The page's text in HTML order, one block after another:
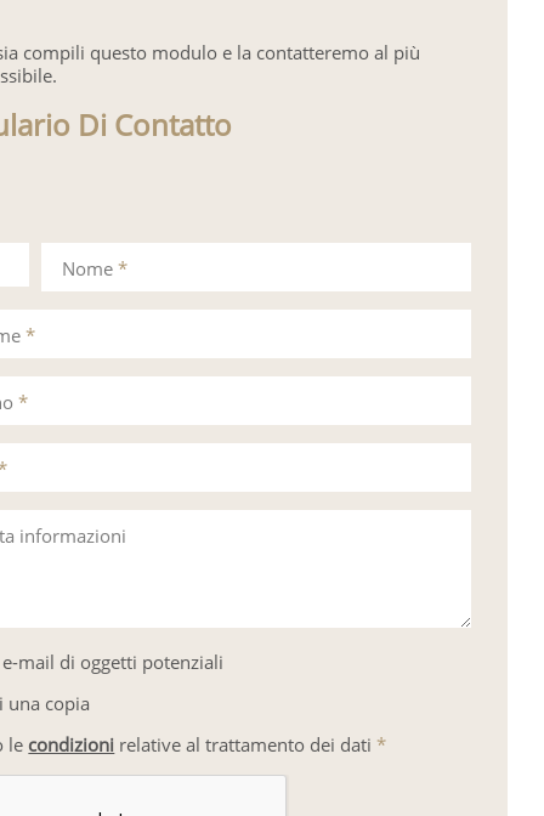
compili questo modulo e la contatteremo al più
Di Contatto
Nome*
*
informazioni
*
mail di oggetti potenziali
una copia
le condizioni relative al trattamento dei dati *